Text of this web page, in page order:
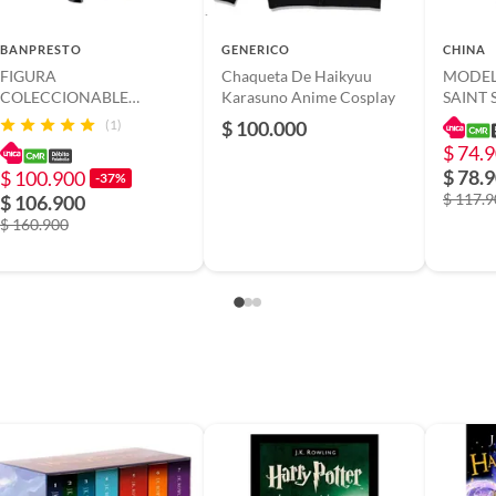
para niños(as) menores de 3 años.
el empaque.
los niños.
- Pollogato
BANPRESTO
FIGURA
COLECCIONABLE
BANDAI DE MY HERO
ACADEMIA DXF -
TOMURA II
(1)
$ 100.900 -37%
$ 106.900
$ 160.900
GENERICO
Chaqueta De Haikyuu
Karasuno Anime Cosplay
$ 100.000
CHINA
SAINT
CLASS
$
$
$